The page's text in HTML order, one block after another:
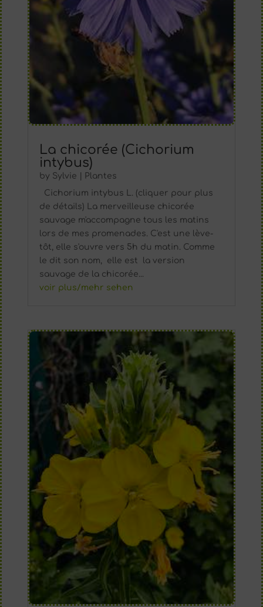
La chicorée (Cichorium
intybus)
by Sylvie
Plantes
Cichorium intybus L. (cliquer pour plus
de détails) La merveilleuse chicorée
sauvage m'accompagne tous les matins
lors de mes promenades. C'est une lève-
tôt, elle s'ouvre vers 5h du matin. Comme
le dit son nom, elle est la version
sauvage de la chicorée...
voir plus/mehr sehen